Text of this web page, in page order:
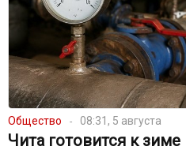
Общество 08:31, 5 августа
Чита готовится к зиме